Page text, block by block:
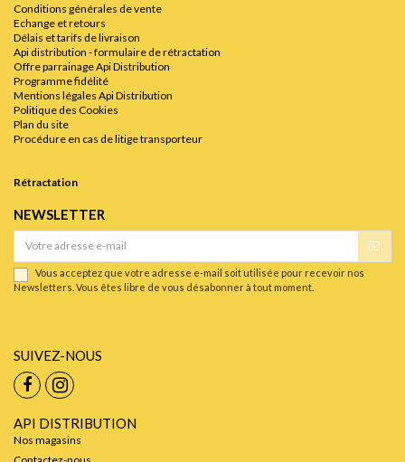
Conditions générales de vente
Echange et retours
Délais et tarifs de livraison
Api distribution - formulaire de rétractation
Offre parrainage Api Distribution
Programme fidélité
Mentions légales Api Distribution
Politique des Cookies
Plan du site
Procédure en cas de litige transporteur
Rétractation
NEWSLETTER
Vous acceptez que votre adresse e-mail soit utilisée pour recevoir nos
Newsletters. Vous êtes libre de vous désabonner à tout moment.
SUIVEZ-NOUS
API DISTRIBUTION
Nos magasins